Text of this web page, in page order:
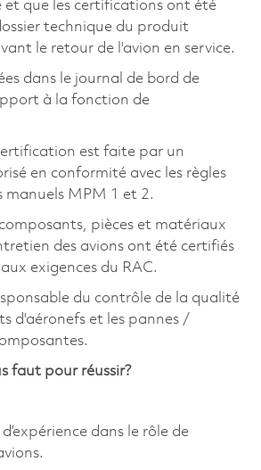
et que les certifications ont été
technique du produit
le retour de l'avion en service.
dans le journal de bord de
à la fonction de
est faite par un
en conformité avec les règles
manuels MPM 1 et 2.
pièces et matériaux
des avions ont été certifiés
exigences du RAC.
du contrôle de la qualité
d'aéronefs et les pannes /
faut pour réussir?
dans le rôle de